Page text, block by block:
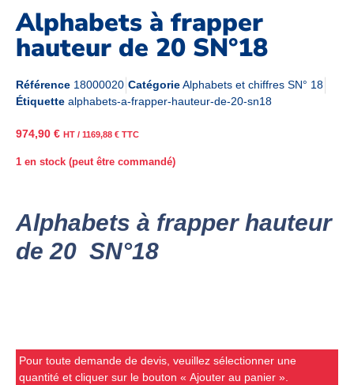
Alphabets à frapper
hauteur de 20 SN°18
Référence 18000020 CatégorieAlphabets et chiffres SN° 18
Étiquette alphabets-a-frapper-hauteur-de-20-sn18
974,90 € HT / 1169,88 € TTC
1 en stock (peut être commandé)
Alphabets à frapper hauteur
de 20 SN°18
Pour toute demande de devis, veuillez sélectionner une
quantité et cliquer sur le bouton « Ajouter au panier ».